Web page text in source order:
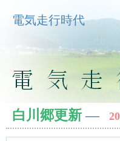
電気走行時代
白川郷更新 ―